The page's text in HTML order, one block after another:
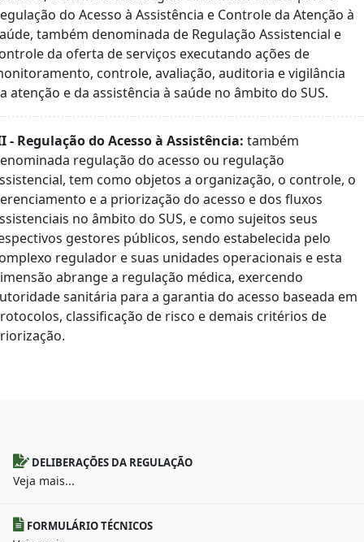
do Acesso à Assistência e Controle da Atenção à
também denominada de Regulação Assistencial e
da oferta de serviços executando ações de
controle, avaliação, auditoria e vigilância
atenção e da assistência à saúde no âmbito do SUS.
- Regulação do Acesso à Assistência: também
regulação do acesso ou regulação
tem como objetos a organização, o controle, o
e a priorização do acesso e dos fluxos
no âmbito do SUS, e como sujeitos seus
gestores públicos, sendo estabelecida pelo
regulador e suas unidades operacionais e esta
abrange a regulação médica, exercendo
sanitária para a garantia do acesso baseada em
classificação de risco e demais critérios de
DELIBERAÇÕES DA REGULAÇÃO
Veja mais...
FORMULÁRIO TÉCNICOS